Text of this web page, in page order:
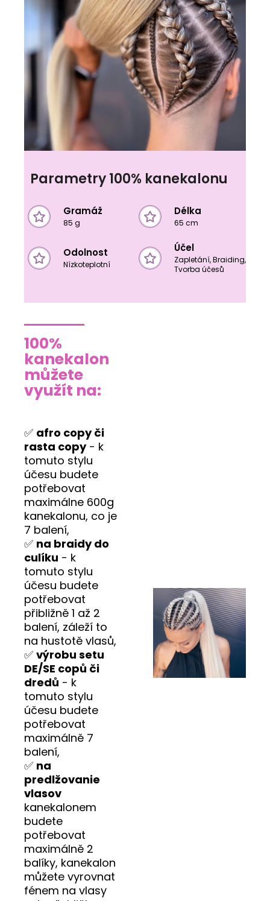
Parametry 100% kanekalonu
Gramáž
85 g
Délka
65 cm
Odolnost
Nízkoteplotní
Účel
Zapletání, Braiding,
Tvorba účesů
100%
kanekalon
můžete
využít na:
✅ afro copy či
rasta copy- k
tomuto stylu
účesu budete
potřebovat
maximálne 600g
kanekalonu, co je
7 balení,
✅ na braidy do
culíku - k
tomuto stylu
účesu budete
potřebovat
přibližně 1 až 2
balení, záleží to
na hustotě vlasů,
✅ výrobu setu
DE/SE copů či
dredů - k
tomuto stylu
účesu budete
potřebovat
maximálně 7
balení,
✅ na
predlžovanie
vlasov
kanekalonem
budete
potřebovat
maximálně 2
balíky, kanekalon
můžete vyrovnat
fénem na vlasy